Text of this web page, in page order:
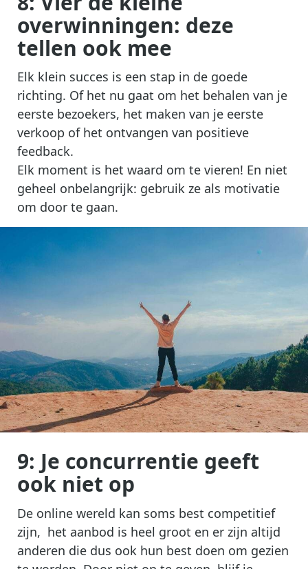
overwinningen: deze
tellen ook mee
Elk klein succes is een stap in de goede
richting. Of het nu gaat om het behalen van je
eerste bezoekers, het maken van je eerste
verkoop of het ontvangen van positieve
feedback.
Elk moment is het waard om te vieren! En niet
geheel onbelangrijk: gebruik ze als motivatie
om door te gaan.
9: Je concurrentie geeft
ook niet op
De online wereld kan soms best competitief
zijn, het aanbod is heel groot en er zijn altijd
anderen die dus ook hun best doen om gezien